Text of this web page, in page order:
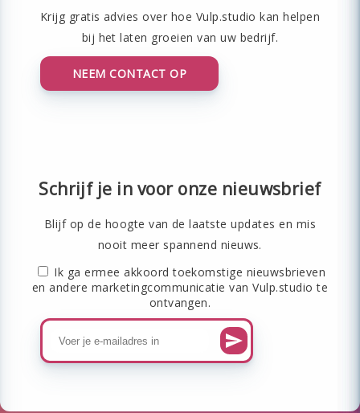
Krijg gratis advies over hoe Vulp.studio kan helpen
bij het laten groeien van uw bedrijf.
NEEM CONTACT OP
Schrijf je in voor onze nieuwsbrief
Blijf op de hoogte van de laatste updates en mis
nooit meer spannend nieuws.
Ik ga ermee akkoord toekomstige nieuwsbrieven
en andere marketingcommunicatie van Vulp.studio te
ontvangen.